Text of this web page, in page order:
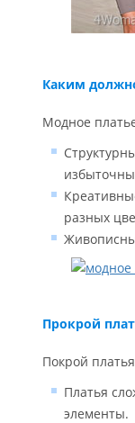
Каким
Модное
разных
Прокрой
Покрой
Платья
элементы.